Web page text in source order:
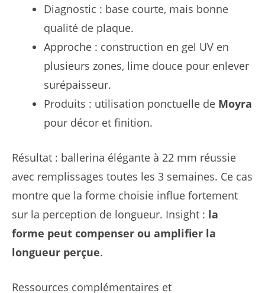
Diagnostic : base courte, mais bonne
qualité de plaque.
Approche : construction en gel UV en
plusieurs zones, lime douce pour enlever
surépaisseur.
Produits : utilisation ponctuelle de Moyra
pour décor et finition.
Résultat : ballerina élégante à 22 mm réussie
avec remplissages toutes les 3 semaines. Ce cas
montre que la forme choisie influe fortement
sur la perception de longueur. Insight : la
forme peut compenser ou amplifier la
longueur perçue.
Ressources complémentaires et